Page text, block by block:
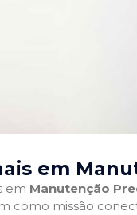
em
em Manutenção
como missão